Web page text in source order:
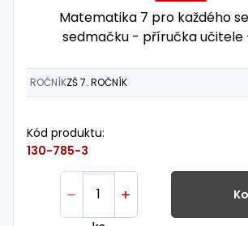
Matematika 7 pro každého
sedmačku - příručka
ROČNÍKZŠ 7. ROČNÍK
Kód produktu:
130-785-3